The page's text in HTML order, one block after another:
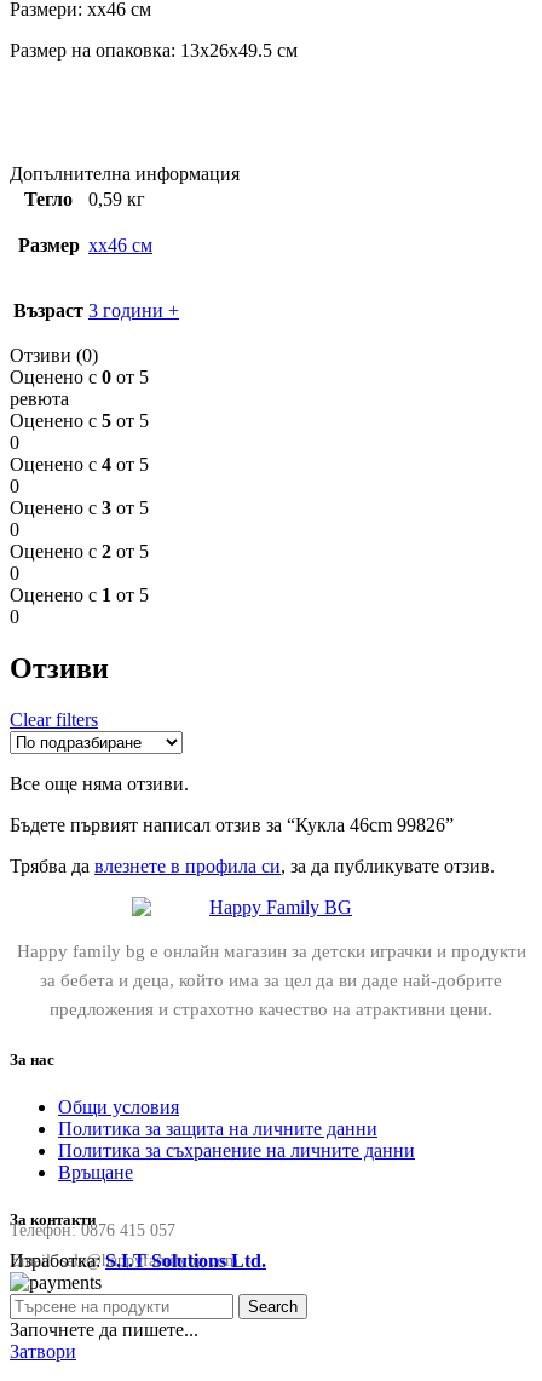
Размери: xx46 см
Размер на опаковка: 13x26x49.5 см
Допълнителна информация
Тегло
0,59 кг
Размер xx46 см
Възраст 3 години +
Отзиви (0)
Оценено с 0 от 5
ревюта
Оценено с 5 от 5
0
Оценено с 4 от 5
0
Оценено с 3 от 5
0
Оценено с 2 от 5
0
Оценено с 1 от 5
0
Отзиви
Clear filters
Все още няма отзиви.
Бъдете първият написал отзив за “Кукла 46cm 99826”
Трябва да влезнете в профила си, за да публикувате отзив.
Happy family bg е онлайн магазин за детски играчки и продукти
за бебета и деца, който има за цел да ви даде най-добрите
предложения и страхотно качество на атрактивни цени.
За нас
Общи условия
Политика за защита на личните данни
Политика за съхранение на личните данни
Връщане
За контакти
Телефон:0876 415 057
Email:sale@happyfamilybg.com
Изработка:S.I.T Solutions Ltd.
Search
Започнете да пишете...
Затвори